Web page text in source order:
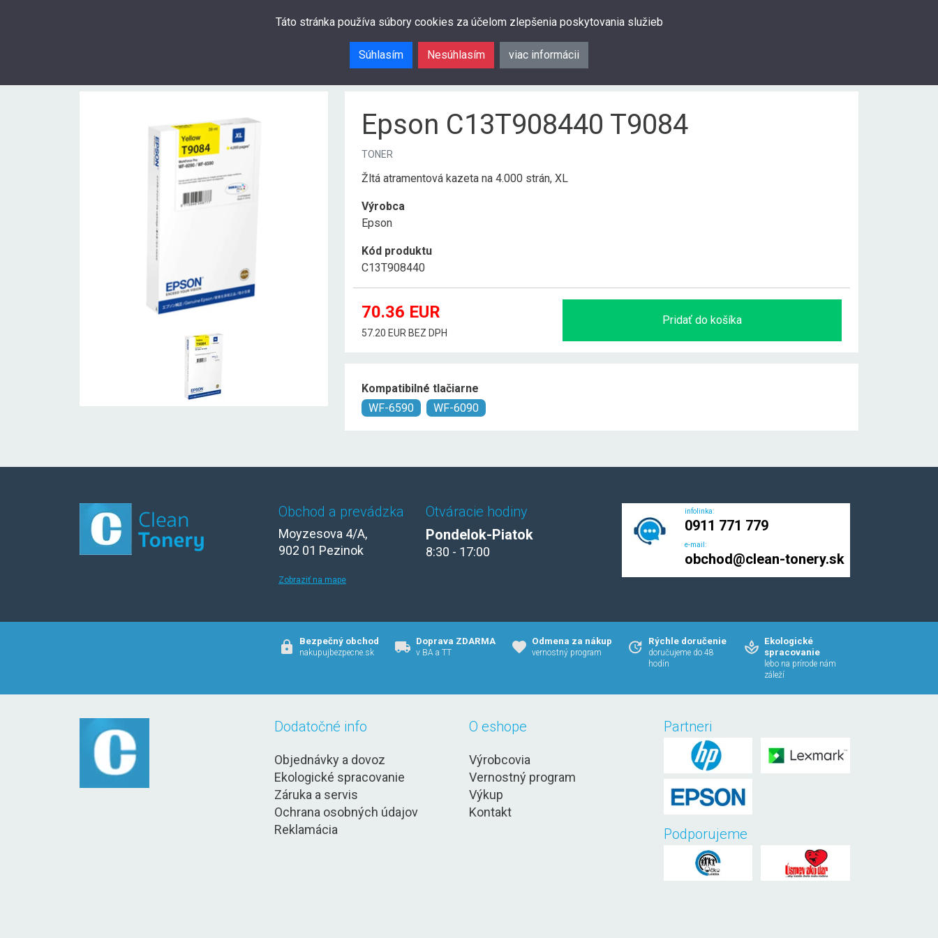
Táto stránka používa súbory cookies za účelom zlepšenia poskytovania služieb
Súhlasím Nesúhlasím viac informácii
Epson C13T908440 T9084
TONER
Žltá atramentová kazeta na 4.000 strán, XL
Výrobca
Epson
Kód produktu
C13T908440
70.36 EUR
57.20 EUR BEZ DPH
Pridať do košíka
Kompatibilné tlačiarne
WF-6590
WF-6090
Obchod a prevádzka
Moyzesova 4/A,
902 01 Pezinok
Zobraziť na mape
Otváracie hodiny
Pondelok-Piatok
8:30 - 17:00
infolinka:
0911 771 779
e-mail:
obchod@clean-tonery.sk
Bezpečný obchod
nakupujbezpecne.sk
Doprava ZDARMA
v BA a TT
Odmena za nákup
vernostný program
Rýchle doručenie
doručujeme do 48
hodín
Ekologické
spracovanie
lebo na prírode nám
záleží
Dodatočné info
Objednávky a dovoz
Ekologické spracovanie
Záruka a servis
Ochrana osobných údajov
Reklamácia
O eshope
Výrobcovia
Vernostný program
Výkup
Kontakt
Partneri
Podporujeme